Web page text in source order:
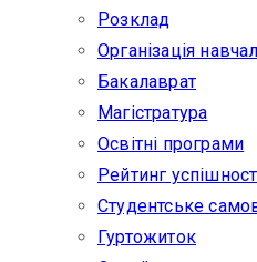
Розклад
Організація
Бакалаврат
Магістратура
Освітні програми
Рейтинг
Студентське
Гуртожиток